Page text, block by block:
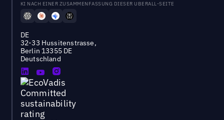
KI NACH EINER ZUSAMMENFASSUNG DIESER UBERALL-SEITE
DE
32-33 Hussitenstrasse,
Berlin 13355 DE
Deutschland